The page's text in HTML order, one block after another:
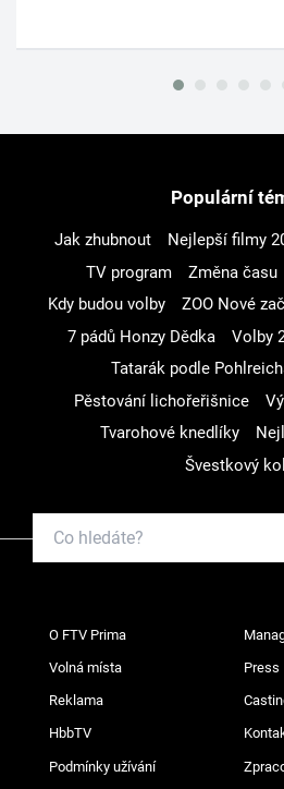
Populární
Jak zhubnout Nejlepší filmy
TV program
Změna času
Kdy budou volby
ZOO Nové
7 pádů Honzy Dědka
Volby
Tatarák podle
Pěstování lichořeřišnice
Tvarohové knedlíky
Švestkový
O FTV Prima
Volná místa Press
Reklama
HbbTV
Podmínky užívání